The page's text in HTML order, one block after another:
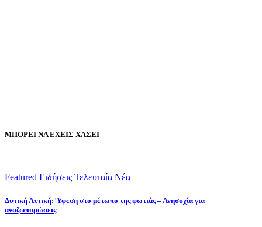
ΜΠΟΡΕΙ ΝΑ ΕΧΕΙΣ ΧΑΣΕΙ
Featured Ειδήσεις Τελευταία Νέα
Δυτική Αττική: Ύφεση στο μέτωπο της φωτιάς – Ανησυχία για
αναζωπυρώσεις